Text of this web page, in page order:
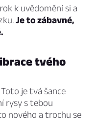
k uvědomění si a
Je to zábavné,
tvého
Toto je tvá šance
rysy s tebou
nového a trochu se